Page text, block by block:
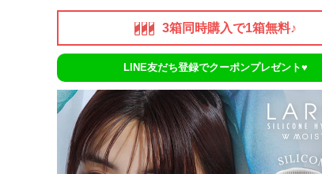
3箱同時購入で1箱無料♪
LINE友だち登録でクーポンプレゼント♥